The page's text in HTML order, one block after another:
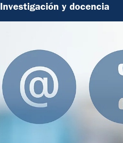
Investigación y docencia